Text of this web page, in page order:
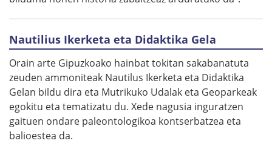
Nautilius Ikerketa eta Didaktika Gela
Orain arte Gipuzkoako hainbat tokitan sakabanatuta
zeuden ammoniteak Nautilus Ikerketa eta Didaktika
Gelan bildu dira eta Mutrikuko Udalak eta Geoparkeak
egokitu eta tematizatu du. Xede nagusia inguratzen
gaituen ondare paleontologikoa kontserbatzea eta
balioestea da.